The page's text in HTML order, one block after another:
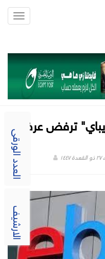
العدد الورقى
الارشيف
: " إيباي" ترفض عرض